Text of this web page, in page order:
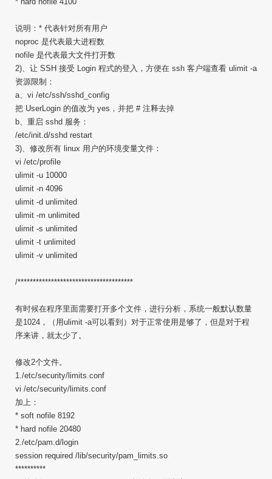
说明：* 代表针对所有用户
noproc 是代表最大进程数
nofile 是代表最大文件打开数
2)、让 SSH 接受 Login 程式的登入，方便在 ssh 客户端查看 ulimit -a
资源限制：
a、vi /etc/ssh/sshd_config
把 UserLogin 的值改为 yes，并把 # 注释去掉
b、重启 sshd 服务：
/etc/init.d/sshd restart
3)、修改所有 linux 用户的环境变量文件：
vi /etc/profile
ulimit -u 10000
ulimit -n 4096
ulimit -d unlimited
ulimit -m unlimited
ulimit -s unlimited
ulimit -t unlimited
ulimit -v unlimited
/**************************************
有时候在程序里面需要打开多个文件，进行分析，系统一般默认数量
是1024，（用ulimit -a可以看到）对于正常使用是够了，但是对于程
序来讲，就太少了。
修改2个文件。
1./etc/security/limits.conf
vi /etc/security/limits.conf
加上：
* soft nofile 8192
* hard nofile 20480
2./etc/pam.d/login
session required /lib/security/pam_limits.so
**********